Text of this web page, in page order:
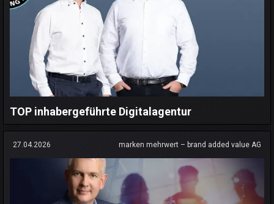
TOP inhabergeführte Digitalagentur
27.04.2026 marken mehrwert – brand added value AG